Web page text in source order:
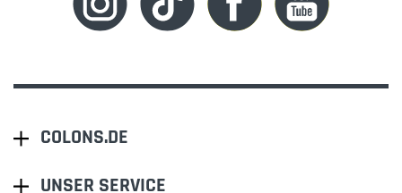
COLONS.DE
UNSER SERVICE